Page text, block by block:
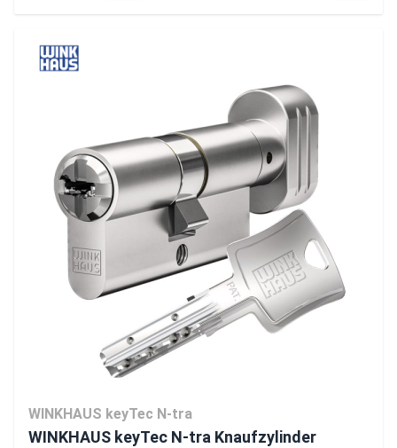
WINKHAUS keyTec N-tra
WINKHAUS keyTec N-tra Knaufzylinder